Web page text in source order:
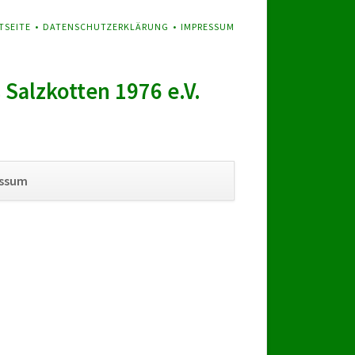
DATENSCHUTZERKLÄRUNG IMPRESSUM
1976 e.V.
überspringen